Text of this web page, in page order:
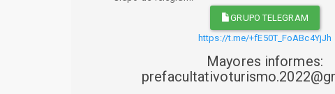
GRUPO TELEGRAM
https://t.me/+fE50T_FoABc4YjJh
Mayores informes: